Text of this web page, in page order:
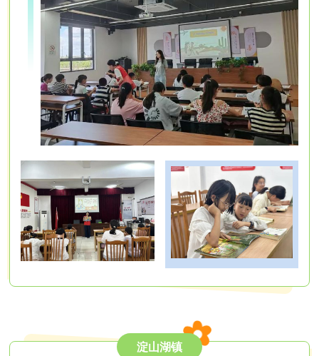
淀山湖镇